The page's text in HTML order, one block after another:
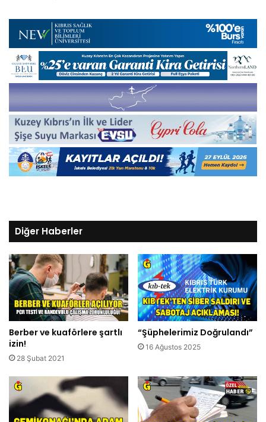
Diğer Haberler
Berber ve kuaförlere şartlı
izin!
28 Şubat 2021
“Şüphelerimiz Doğrulandı”
16 Ağustos 2025